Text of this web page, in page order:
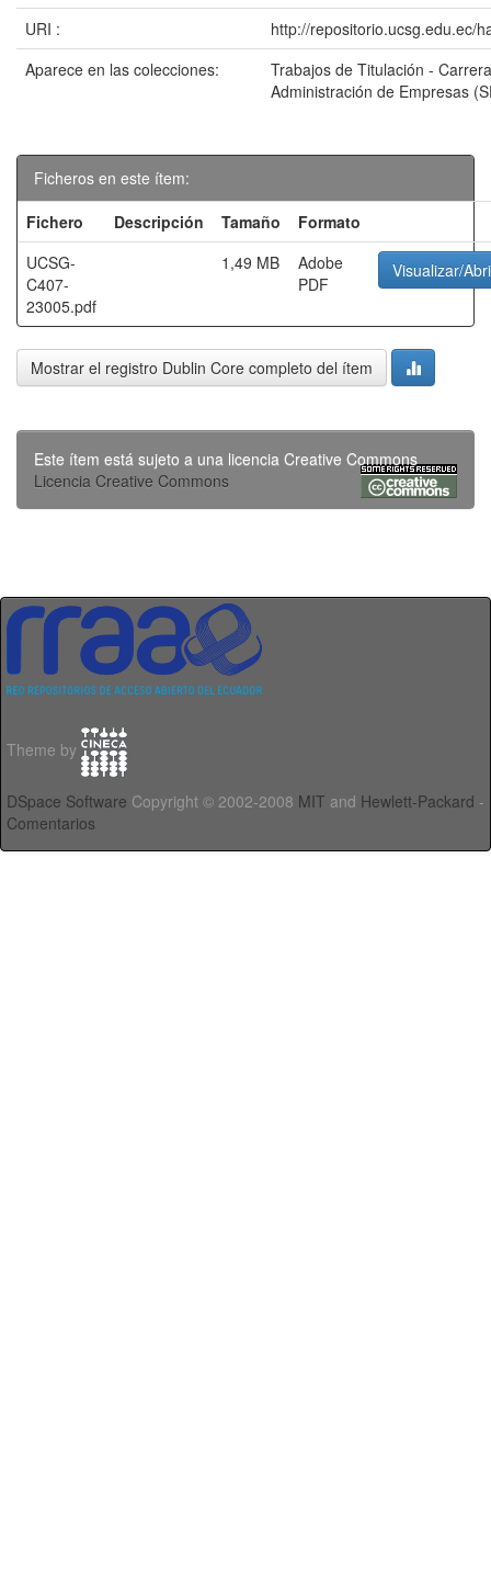
URI :
http://repositorio.ucsg.edu.ec/
Aparece en las colecciones:
Trabajos de Titulación -
Administración de Empresas
Ficheros en este ítem:
Fichero
Descripción Tamaño
Formato
UCSG-
C407-
23005.pdf
1,49 MB
Adobe
PDF
Visualizar/
Mostrar el registro Dublin Core completo del ítem
Este ítem está sujeto a una licencia Creative Commons
Licencia Creative Commons
Theme by
DSpace Software Copyright © 2002-2008 MIT and Hewlett-Packard -
Comentarios